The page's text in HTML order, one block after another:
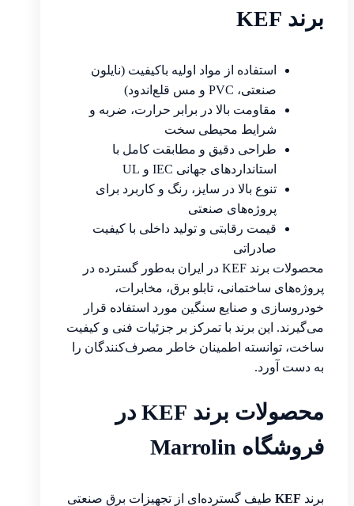
برند KEF
استفاده از مواد اولیه باکیفیت (نایلون
صنعتی، PVC و مس قلع‌اندود)
مقاومت بالا در برابر حرارت، ضربه و
شرایط محیطی سخت
طراحی دقیق و مطابقت کامل با
استانداردهای جهانی IEC و UL
تنوع بالا در سایز، رنگ و کاربرد برای
پروژه‌های صنعتی
قیمت رقابتی و تولید داخلی با کیفیت
صادراتی
محصولات برند KEF در ایران به‌طور گسترده در
پروژه‌های ساختمانی، تابلو برق، مخابرات،
خودروسازی و صنایع سنگین مورد استفاده قرار
می‌گیرند. این برند با تمرکز بر جزئیات فنی و کیفیت
ساخت، توانسته اطمینان خاطر مصرف‌کنندگان را
به دست آورد.
محصولات برند KEF در
فروشگاه Marrolin
برند KEF طیف گسترده‌ای از تجهیزات برق صنعتی